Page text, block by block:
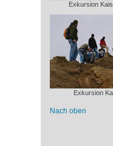
Exkursion
Exkursion
Nach oben